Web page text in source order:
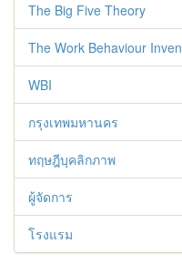
The Big Five Theory
The Work Behaviour
WBI
กรุงเทพมหานคร
ทฤษฎีบุคลิกภาพ
ผู้จัดการ
โรงแรม